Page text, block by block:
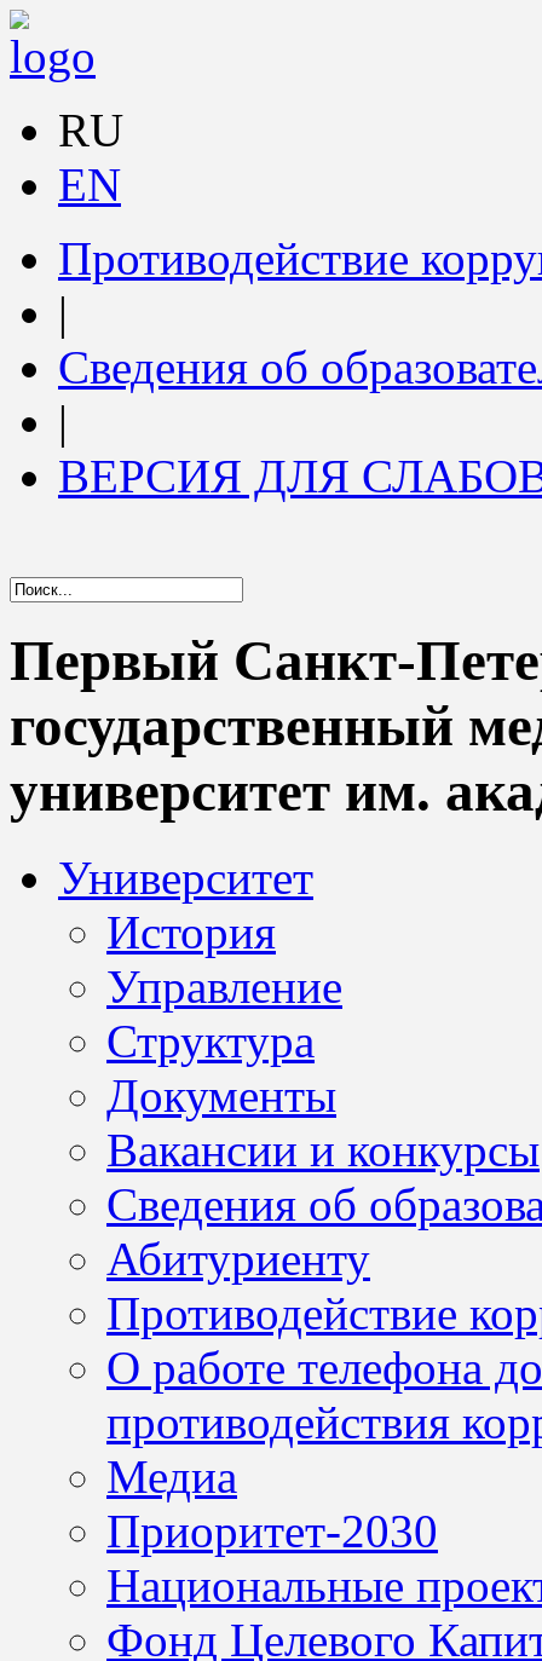
RU
EN
Противодействие
|
Сведения об
|
ВЕРСИЯ ДЛЯ
Первый Санкт-
государственный
университет им.
Университет
История
Управление
Структура
Документы
Вакансии и конкурсы
Сведения об
Абитуриенту
Противодействие
О работе телефона
противодействия
Медиа
Приоритет-2030
Национальные
Фонд Целевого